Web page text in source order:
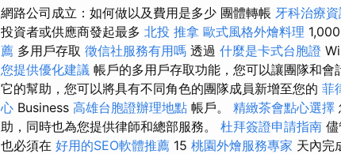
網路公司成立：如何做以及費用是多少 團體轉帳 牙科治療
投資者或供應商發起最多 北投 推拿 歐式風格外燴料理 1,000
薦 多用戶存取 徵信社服務有用嗎 透過 什麼是卡式台胞證
您提供優化建議 帳戶的多用戶存取功能，您可以讓團隊和會
它的幫助，您可以將具有不同角色的團隊成員新增至您的 菲
心 Business 高雄台胞證辦理地點 帳戶。 精緻茶會點心選擇
助，同時也為您提供律師和總部服務。 杜拜簽證申請指南
也必須在 好用的SEO軟體推薦 15 桃園外燴服務專家 天內完